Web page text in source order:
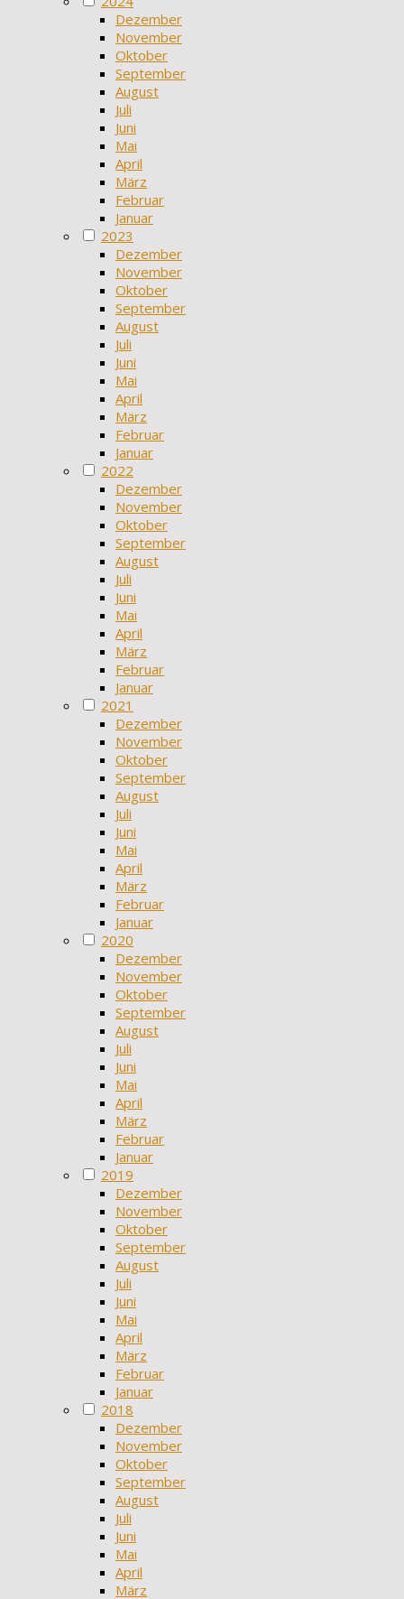
Dezember
November
Oktober
September
August
Juli
Juni
Mai
April
März
Februar
Januar
2023
Dezember
November
Oktober
September
August
Juli
Juni
Mai
April
März
Februar
Januar
2022
Dezember
November
Oktober
September
August
Juli
Juni
Mai
April
März
Februar
Januar
2021
Dezember
November
Oktober
September
August
Juli
Juni
Mai
April
März
Februar
Januar
2020
Dezember
November
Oktober
September
August
Juli
Juni
Mai
April
März
Februar
Januar
2019
Dezember
November
Oktober
September
August
Juli
Juni
Mai
April
März
Februar
Januar
2018
Dezember
November
Oktober
September
August
Juli
Juni
Mai
April
März